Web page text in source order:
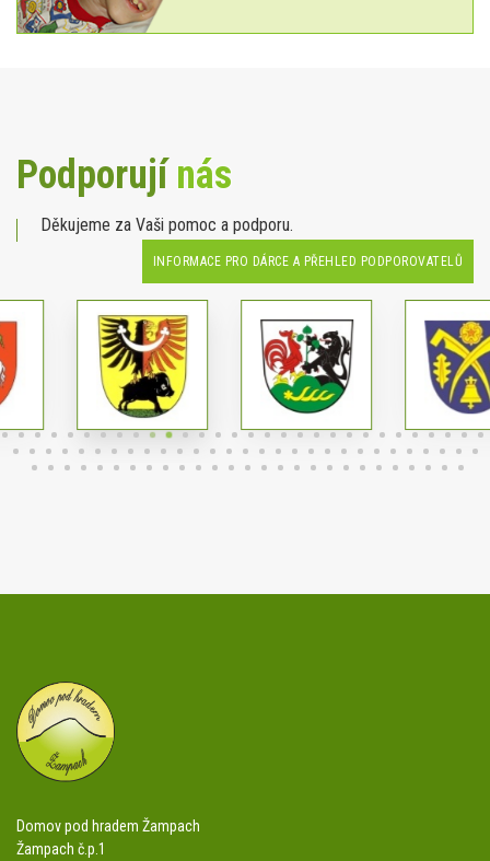
Podporujínás
Děkujeme za Vaši pomoc a podporu.
INFORMACE PRO DÁRCE A PŘEHLED PODPOROVATELŮ
Domov pod hradem Žampach
Žampach č.p.1